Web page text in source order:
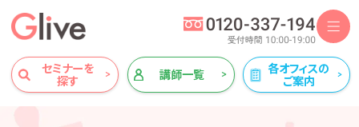
セミナーを
探す
講師一覧
各オフィスの
ご案内